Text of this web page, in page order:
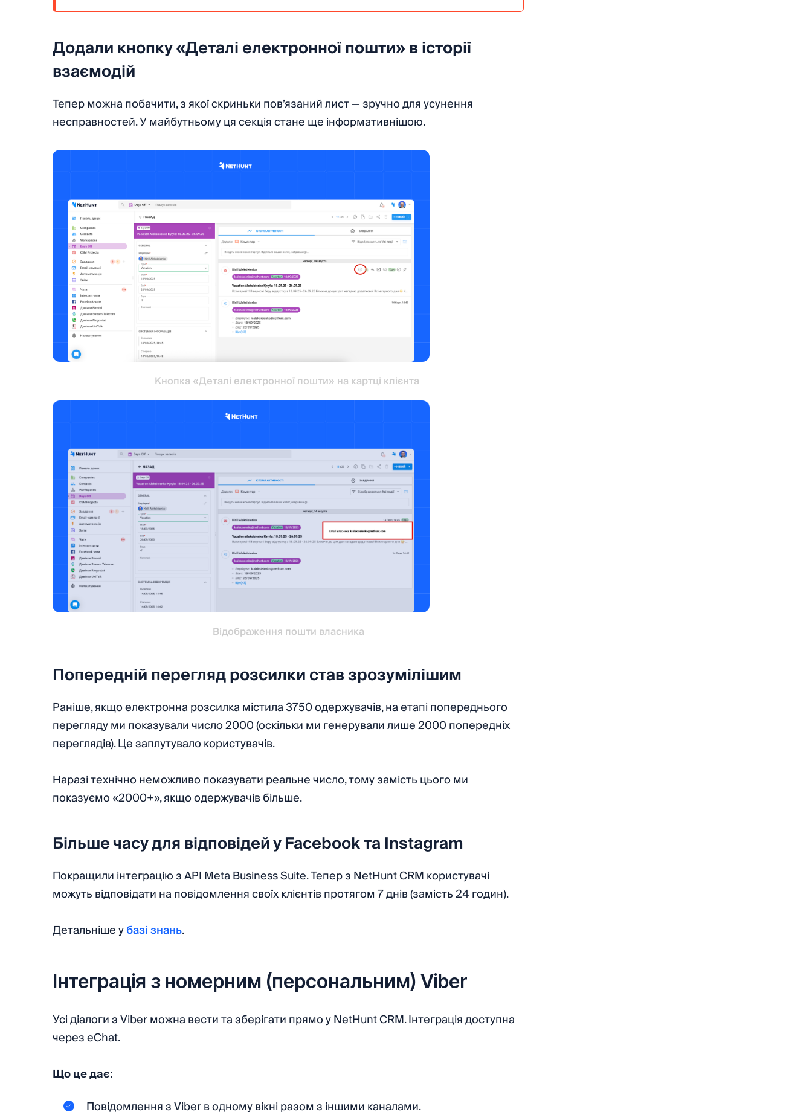
Додали кнопку «Деталі електронної пошти» в історії
взаємодій
Тепер можна побачити, з якої скриньки пов’язаний лист — зручно для усунення
несправностей. У майбутньому ця секція стане ще інформативнішою.
Кнопка «Деталі електронної пошти» на картці клієнта
Відображення пошти власника
Попередній перегляд розсилки став зрозумілішим
Раніше, якщо електронна розсилка містила 3750 одержувачів, на етапі попереднього
перегляду ми показували число 2000 (оскільки ми генерували лише 2000 попередніх
переглядів). Це заплутувало користувачів.
Наразі технічно неможливо показувати реальне число, тому замість цього ми
показуємо «2000+», якщо одержувачів більше.
Більше часу для відповідей у Facebook та Instagram
Покращили інтеграцію з API Meta Business Suite. Тепер з NetHunt CRM користувачі
можутьвідповідати на повідомлення своїх клієнтів протягом 7 днів (замість 24 годин).
Детальніше убазі знань.
Інтеграція з номерним (персональним) Viber
Усі діалоги з Viber можна вести та зберігати прямо у NetHunt CRM. Інтеграція доступна
через eChat.
Що це дає:
Повідомлення з Viber в одному вікні разом з іншими каналами.